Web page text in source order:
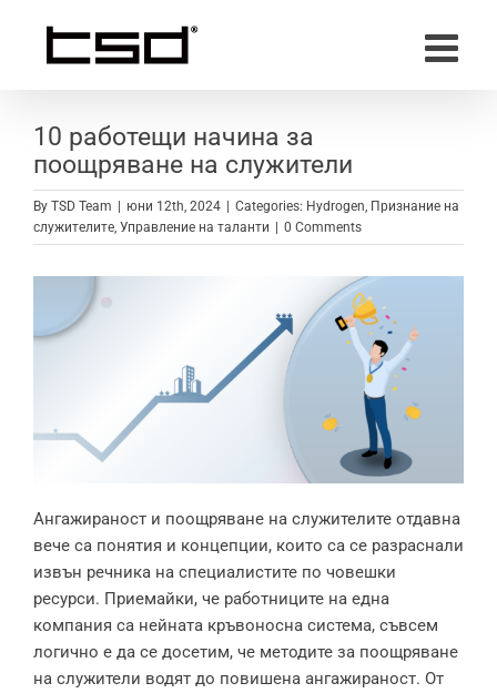
content
10 работещи начина за
поощряване на служители
By TSD Team юни 12th, 2024 Categories: Hydrogen, Признание на
служителите, Управление на таланти 0 Comments
Ангажираност и поощряване на служителите отдавна
вече са понятия и концепции, които са се разраснали
извън речника на специалистите по човешки
ресурси. Приемайки, че работниците на една
компания са нейната кръвоносна система, съвсем
логично е да се досетим, че методите за поощряване
на служители водят до повишена ангажираност. От